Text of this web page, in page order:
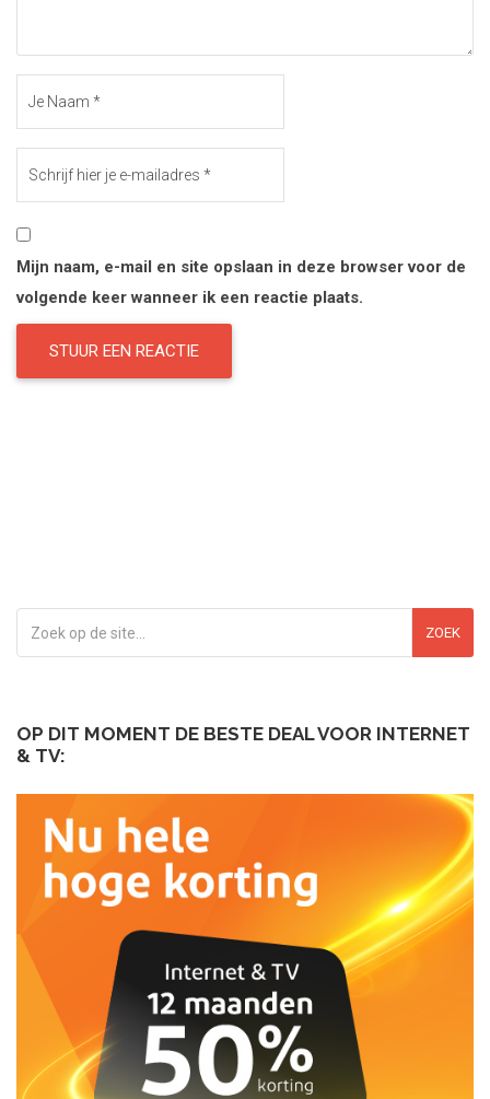
Mijn naam, e-mail en site opslaan in deze browser voor de
volgende keer wanneer ik een reactie plaats.
ZOEK
OP DIT MOMENT DE BESTE DEAL VOOR INTERNET
& TV: